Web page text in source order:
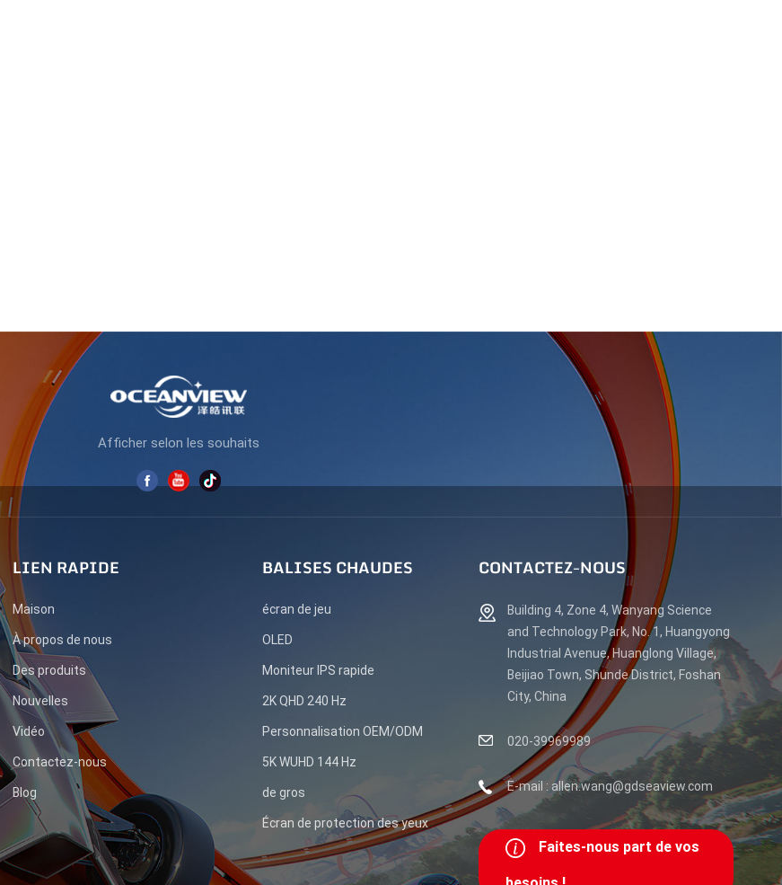
Afficher selon les souhaits
LIEN RAPIDE
Maison
À propos de nous
Des produits
Nouvelles
Vidéo
Contactez-nous
Blog
BALISES CHAUDES
écran de jeu
OLED
Moniteur IPS rapide
2K QHD 240 Hz
Personnalisation OEM/ODM
5K WUHD 144 Hz
de gros
Écran de protection des yeux
CONTACTEZ-NOUS
Building 4, Zone 4, Wanyang Science
and Technology Park, No. 1, Huangyong
Industrial Avenue, Huanglong Village,
Beijiao Town, Shunde District, Foshan
City, China
020-39969989
E-mail : allen.wang@gdseaview.com
Faites-nous part de vos